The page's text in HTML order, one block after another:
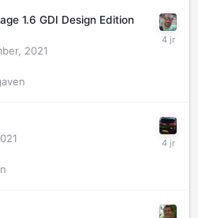
1.6 GDI Design Edition
2021